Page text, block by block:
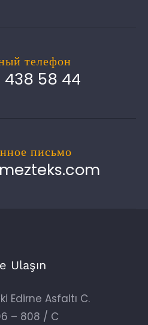
телефон
58 44
письмо
Ulaşın
Edirne Asfaltı C.
– 808 / C